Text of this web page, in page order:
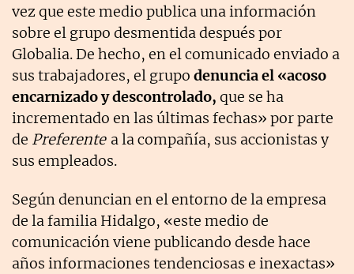
vez que este medio publica una información
sobre el grupo desmentida después por
Globalia. De hecho, en el comunicado enviado a
sus trabajadores, el grupo denuncia el «acoso
encarnizado y descontrolado, que se ha
incrementado en las últimas fechas» por parte
de Preferente a la compañía, sus accionistas y
sus empleados.
Según denuncian en el entorno de la empresa
de la familia Hidalgo, «este medio de
comunicación viene publicando desde hace
años informaciones tendenciosas e inexactas»